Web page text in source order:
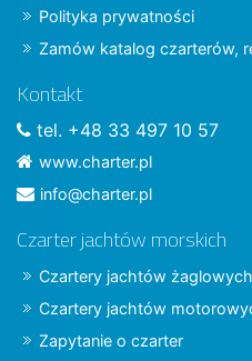
Polityka prywatności
Zamów katalog czarterów,
Kontakt
tel. +48 33 497 10 57
www.charter.pl
info@charter.pl
Czarter jachtów morskich
Czartery jachtów
Czartery jachtów
Zapytanie o czarter